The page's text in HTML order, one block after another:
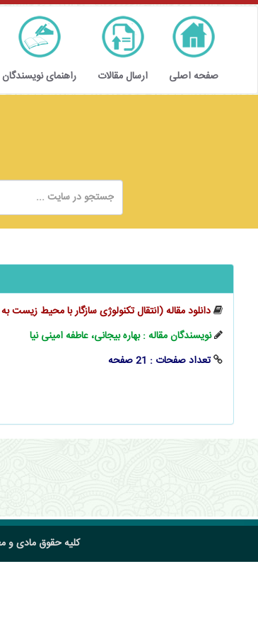
صفحه اصلی ارسال مقالات راهنمای نویسندگان
دانلود مقاله (انتقال تکنولوژی سازگار با محیط
نویسندگان مقاله : بهاره بیجانی، عاطفه امینی‏ نیا
تعداد صفحات : 21 صفحه
کلیه حقوق مادی